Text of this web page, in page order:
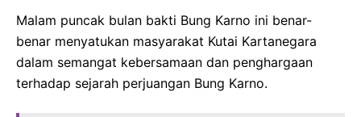
Malam puncak bulan bakti Bung Karno ini benar-
benar menyatukan masyarakat Kutai Kartanegara
dalam semangat kebersamaan dan penghargaan
terhadap sejarah perjuangan Bung Karno.